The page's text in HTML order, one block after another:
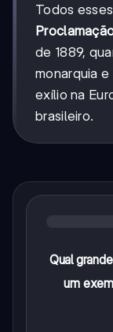
Todos
de 1889,
monarquia
exílio na
brasileiro.
Qual
um